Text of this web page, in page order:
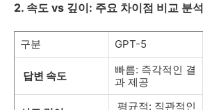
2. 속도 vs 깊이: 주요 차이점 비교 분석
구분 GPT-5
답변 속도
빠름: 즉각적인 결
과 제공
평균적: 직관적인